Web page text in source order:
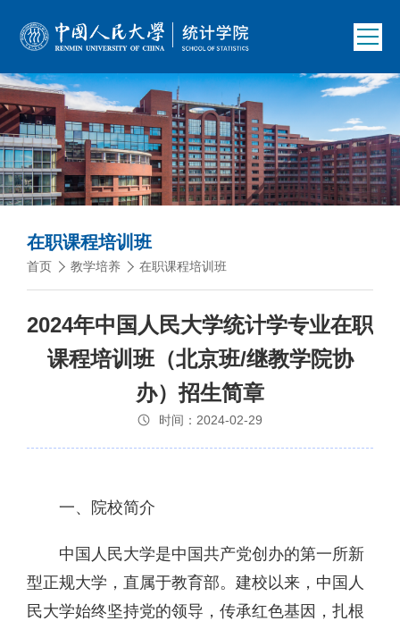
在职课程培训班
首页 教学培养 在职课程培训班
2024年中国人民大学统计学专业在职
课程培训班（北京班/继教学院协
办）招生简章
时间：2024-02-29
一、院校简介
中国人民大学是中国共产党创办的第一所新
型正规大学，直属于教育部。建校以来，中国人
民大学始终坚持党的领导，传承红色基因，扎根